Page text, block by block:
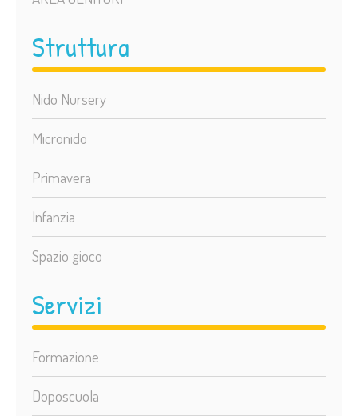
Struttura
Nido Nursery
Micronido
Primavera
Infanzia
Spazio gioco
Servizi
Formazione
Doposcuola